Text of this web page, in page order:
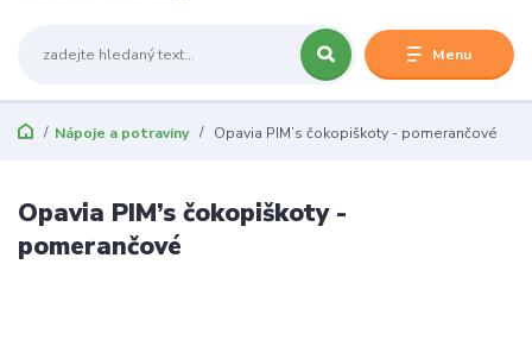
Menu
Nápoje a potraviny Opavia PIM’s čokopiškoty - pomerančové
Opavia PIM’s čokopiškoty -
pomerančové